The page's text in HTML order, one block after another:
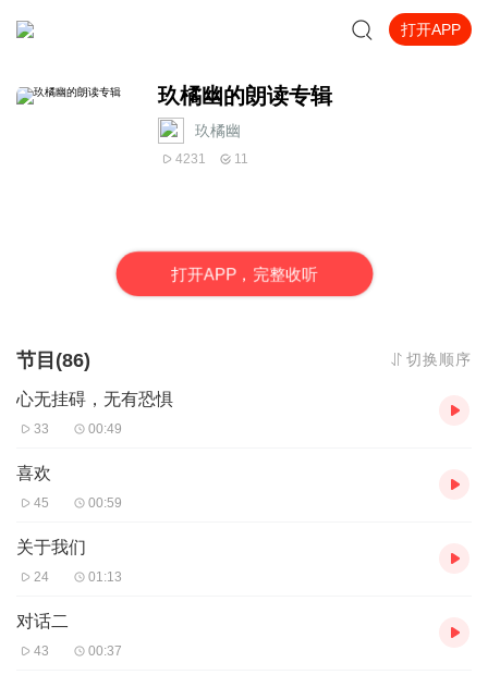
打开APP
玖橘幽的朗读专辑
玖橘幽
4231 11
打开APP，完整收听
节目(86) 切换顺序
心无挂碍，无有恐惧
33 00:49
喜欢
45 00:59
关于我们
24 01:13
对话二
43 00:37